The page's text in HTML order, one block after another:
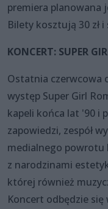
premiera planowana
Bilety kosztują 30 zł
KONCERT: SUPER
Ostatnia czerwcowa
występ Super Girl
kapeli końca lat '90 i
zapowiedzi, zespół
medialnego powrotu
z narodzinami
której również
Koncert odbędzie się